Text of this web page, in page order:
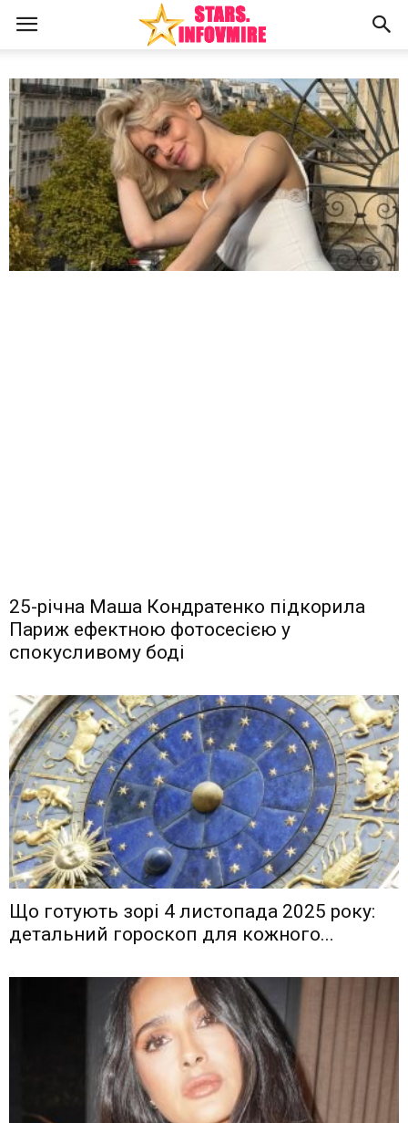
25-річна Маша Кондратенко підкорила
Париж ефектною фотосесією у
спокусливому боді
Що готують зорі 4 листопада 2025 року:
детальний гороскоп для кожного...